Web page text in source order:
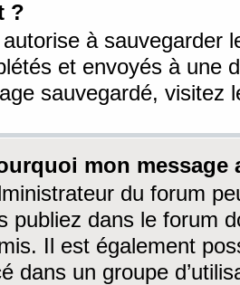
?
à sauvegarder
et envoyés à une
sauvegardé, visitez
mon message
du forum
publiez dans le forum
Il est également
dans un groupe